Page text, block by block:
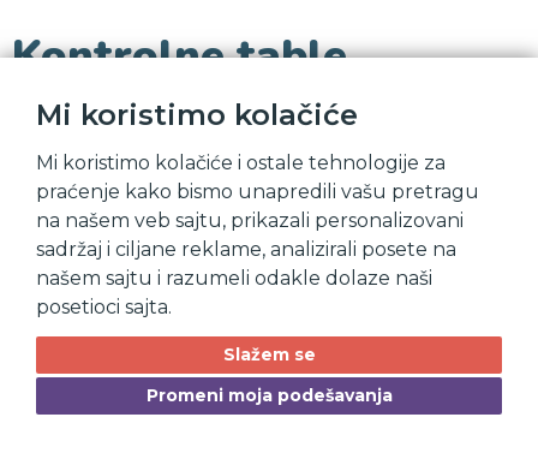
Mi koristimo kolačiće
Mi koristimo kolačiće i ostale tehnologije za
praćenje kako bismo unapredili vašu pretragu
na našem veb sajtu, prikazali personalizovani
sadržaj i ciljane reklame, analizirali posete na
našem sajtu i razumeli odakle dolaze naši
posetioci sajta.
Slažem se
Promeni moja podešavanja
Kontrolne table
Kontrolna tabla naloga za otpremu izlistava 2 grupe:
Nalozi za interni prenos
Kontrolna tabla ima filtere predmeta po klijentima i po
ljudima, kao i pretragu po statusu. Predmete takodje
možemo filtrirati po specijalno izabranom vremenskom
periodu.